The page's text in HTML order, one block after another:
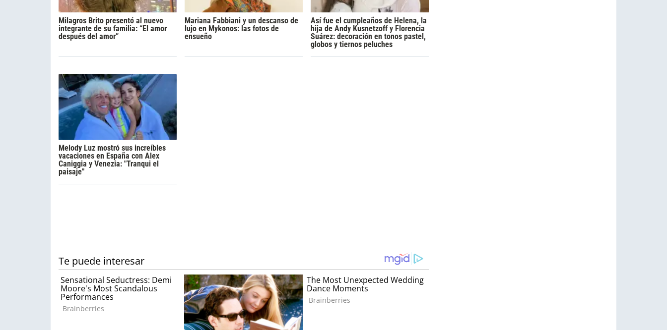
Milagros Brito presentó al nuevo
integrante de su familia: “El amor
después del amor”
Mariana Fabbiani y un descanso de
lujo en Mykonos: las fotos de
ensueño
Así fue el cumpleaños de Helena, la
hija de Andy Kusnetzoff y Florencia
Suárez: decoración en tonos pastel,
globos y tiernos peluches
Melody Luz mostró sus increíbles
vacaciones en España con Alex
Caniggia y Venezia: "Tranqui el
paisaje"